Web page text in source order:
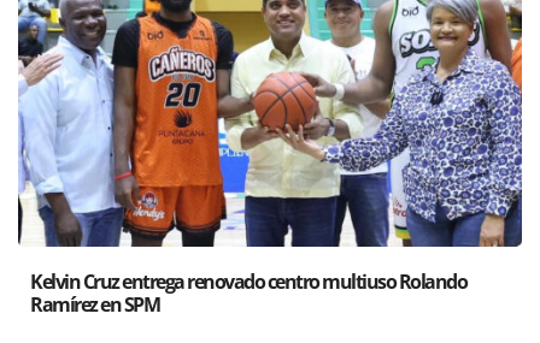
Santiago acoge exposición del Ministro de Cultura sobre “El
Poder de las Buenas Palabras”